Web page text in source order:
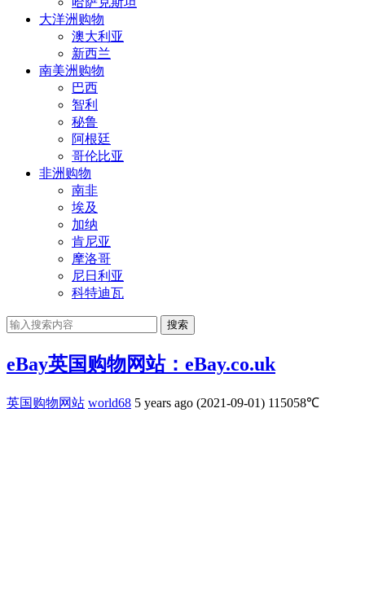
大洋洲购物
澳大利亚
新西兰
南美洲购物
巴西
智利
秘鲁
阿根廷
哥伦比亚
非洲购物
南非
埃及
加纳
肯尼亚
摩洛哥
尼日利亚
科特迪瓦
搜索
eBay英国购物网站：eBay.co.uk
英国购物网站 world68 5 years ago (2021-09-01) 115058℃